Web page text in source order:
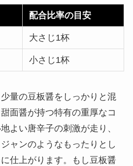
配合比率の目安
大さじ1杯
小さじ1杯
量の豆板醤をしっかりと混
面醤が持つ特有の重厚なコ
よい唐辛子の刺激が走り、
ャンのようなもったりとし
仕上がります。もし豆板醤